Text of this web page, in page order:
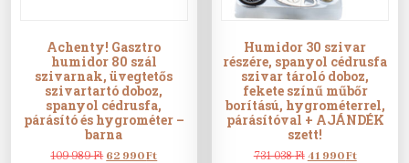
Achenty! Gasztro
humidor 80 szál
szivarnak, üvegtetős
szivartartó doboz,
spanyol cédrusfa,
párásító és hygrométer –
barna
109 989Ft Original
62 990FtCurrent
Humidor 30 szivar
részére, spanyol cédrusfa
szivar tároló doboz,
fekete színű műbőr
borítású, hygrométerrel,
párásítóval + AJÁNDÉK
szett!
731 038Ft Original
41 990FtCurrent